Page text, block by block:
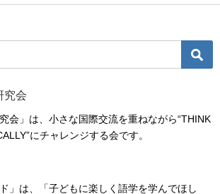
究会
会」は、小さな国際交流を重ねながら“THINK
にチャレンジする会です。
」は、「子どもに楽しく語学を学んでほし